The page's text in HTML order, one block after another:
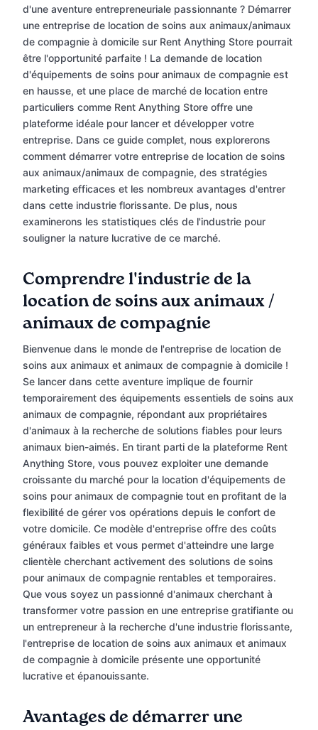
d'une aventure entrepreneuriale passionnante ? Démarrer
une entreprise de location de soins aux animaux/animaux
de compagnie à domicile sur Rent Anything Store pourrait
être l'opportunité parfaite ! La demande de location
d'équipements de soins pour animaux de compagnie est
en hausse, et une place de marché de location entre
particuliers comme Rent Anything Store offre une
plateforme idéale pour lancer et développer votre
entreprise. Dans ce guide complet, nous explorerons
comment démarrer votre entreprise de location de soins
aux animaux/animaux de compagnie, des stratégies
marketing efficaces et les nombreux avantages d'entrer
dans cette industrie florissante. De plus, nous
examinerons les statistiques clés de l'industrie pour
souligner la nature lucrative de ce marché.
Comprendre l'industrie de la
location de soins aux animaux /
animaux de compagnie
Bienvenue dans le monde de l'entreprise de location de
soins aux animaux et animaux de compagnie à domicile !
Se lancer dans cette aventure implique de fournir
temporairement des équipements essentiels de soins aux
animaux de compagnie, répondant aux propriétaires
d'animaux à la recherche de solutions fiables pour leurs
animaux bien-aimés. En tirant parti de la plateforme Rent
Anything Store, vous pouvez exploiter une demande
croissante du marché pour la location d'équipements de
soins pour animaux de compagnie tout en profitant de la
flexibilité de gérer vos opérations depuis le confort de
votre domicile. Ce modèle d'entreprise offre des coûts
généraux faibles et vous permet d'atteindre une large
clientèle cherchant activement des solutions de soins
pour animaux de compagnie rentables et temporaires.
Que vous soyez un passionné d'animaux cherchant à
transformer votre passion en une entreprise gratifiante ou
un entrepreneur à la recherche d'une industrie florissante,
l'entreprise de location de soins aux animaux et animaux
de compagnie à domicile présente une opportunité
lucrative et épanouissante.
Avantages de démarrer une